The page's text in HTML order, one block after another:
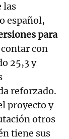
las
español,
para
contar con
25,3 y
reforzado.
proyecto y
otros
tiene sus